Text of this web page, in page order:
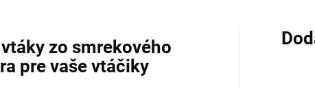
zo smrekového
pre vaše vtáčiky